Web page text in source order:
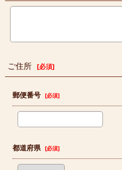
ご住所 [必須]
郵便番号 [必須]
都道府県 [必須]